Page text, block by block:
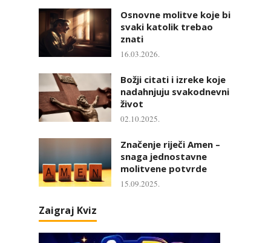
Osnovne molitve koje bi
svaki katolik trebao
znati
16.03.2026.
Božji citati i izreke koje
nadahnjuju svakodnevni
život
02.10.2025.
Značenje riječi Amen –
snaga jednostavne
molitvene potvrde
15.09.2025.
Zaigraj Kviz